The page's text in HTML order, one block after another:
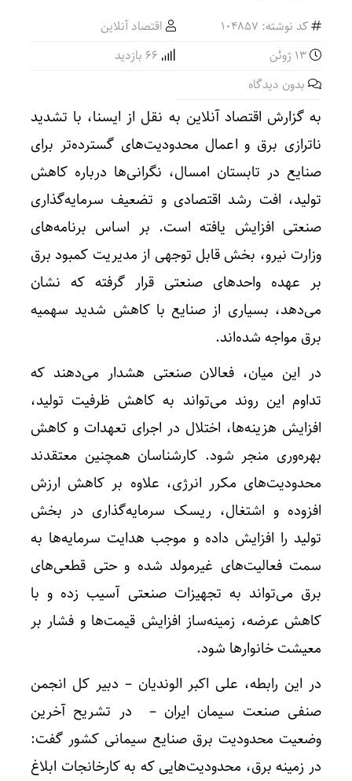
کد نوشته: 104857
اقتصاد آنلاین
بدون دیدگاه
به گزارش اقتصاد آنلاین به نقل از ایسنا، با تشدید
ناترازی برق و اعمال محدودیت‌های گسترده‌تر برای
صنایع در تابستان امسال، نگرانی‌ها درباره کاهش
تولید، افت رشد اقتصادی و تضعیف سرمایه‌گذاری
صنعتی افزایش یافته است. بر اساس برنامه‌های
وزارت نیرو، بخش قابل توجهی از مدیریت کمبود برق
بر عهده واحدهای صنعتی قرار گرفته که نشان
می‌دهد، بسیاری از صنایع با کاهش شدید سهمیه
برق مواجه شده‌اند.
در این میان، فعالان صنعتی هشدار می‌دهند که
تداوم این روند می‌تواند به کاهش ظرفیت تولید،
افزایش هزینه‌ها، اختلال در اجرای تعهدات و کاهش
بهره‌وری منجر شود. کارشناسان همچنین معتقدند
محدودیت‌های مکرر انرژی، علاوه بر کاهش ارزش
افزوده و اشتغال، ریسک سرمایه‌گذاری در بخش
تولید را افزایش داده و موجب هدایت سرمایه‌ها به
سمت فعالیت‌های غیرمولد شده و حتی قطعی‌های
برق می‌تواند به تجهیزات صنعتی آسیب زده و با
کاهش عرضه، زمینه‌ساز افزایش قیمت‌ها و فشار بر
معیشت خانوارها شود.
در این رابطه، علی اکبر الوندیان – دبیر کل انجمن
صنفی صنعت سیمان ایران – در تشریح آخرین
وضعیت محدودیت برق صنایع سیمانی کشور گفت:
در زمینه برق، محدودیت‌هایی که به کارخانجات ابلاغ